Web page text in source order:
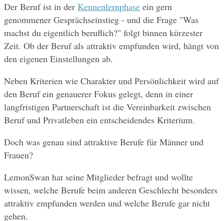
Der Beruf ist in der Kennenlernphase ein gern
genommener Gesprächseinstieg - und die Frage "Was
machst du eigentlich beruflich?" folgt binnen kürzester
Zeit. Ob der Beruf als attraktiv empfunden wird, hängt von
den eigenen Einstellungen ab.
Neben Kriterien wie Charakter und Persönlichkeit wird auf
den Beruf ein genauerer Fokus gelegt, denn in einer
langfristigen Partnerschaft ist die Vereinbarkeit zwischen
Beruf und Privatleben ein entscheidendes Kriterium.
Doch was genau sind attraktive Berufe für Männer und
Frauen?
LemonSwan hat seine Mitglieder befragt und wollte
wissen, welche Berufe beim anderen Geschlecht besonders
attraktiv empfunden werden und welche Berufe gar nicht
gehen.